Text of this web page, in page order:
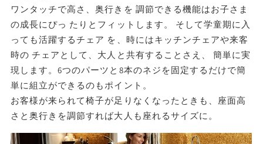
ワンタッチで高さ、奥行きを 調節できる機能はお子さま
の成長にぴっ たりとフィットします。 そして学童期に入
っても活躍するチェア を、時にはキッチンチェアや来客
時の チェアとして、大人と共有することさえ、 簡単に実
現します。6つのパーツと8本のネジを固定するだけで簡
単に組立ができるのもポイント。
お客様が来られて椅子が足りなくなったときも、座面高
さと奥行きを調節すれば大人も座れるサイズに。